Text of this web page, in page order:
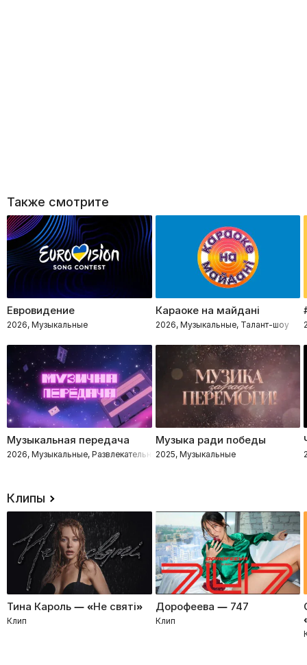
Также смотрите
Евровидение
2026, Музыкальные
Караоке на майдані
2026, Музыкальные, Талант-шоу
Музыкальная передача
2026, Музыкальные, Развлекательное, Импровизация, Интеллектуальное
Музыка ради победы
2025, Музыкальные
Клипы
Тина Кароль — «Не святі»
Клип
Дорофеева — 747
Клип